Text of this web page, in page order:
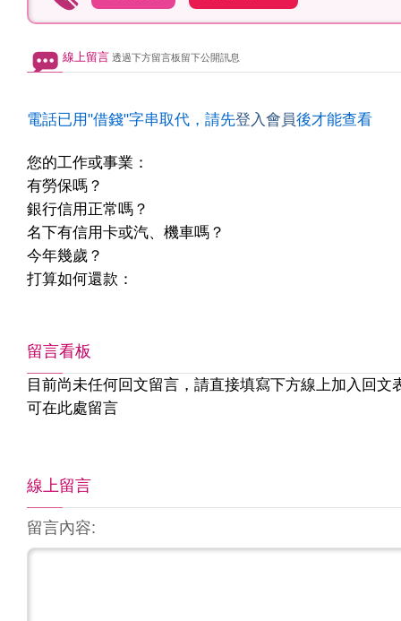
線上留言 透過下方留言板留下公開訊息
電話已用"借錢"字串取代，請先登入會員後才能查看
您的工作或事業：
有勞保嗎？
銀行信用正常嗎？
名下有信用卡或汽、機車嗎？
今年幾歲？
打算如何還款：
留言看板
目前尚未任何回文留言，請直接填寫下方線上加入回文
可在此處留言
線上留言
留言內容: